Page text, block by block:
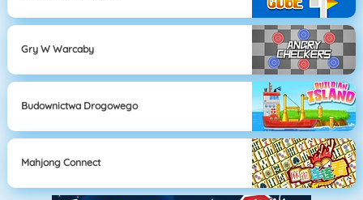
Gry W Warcaby
Budownictwa Drogowego
Mahjong Connect